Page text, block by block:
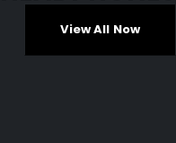
View All Now